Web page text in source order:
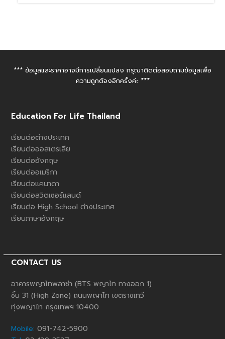
*** ข้อมูลและราคาอาจมีการเปลี่ยนแปลง กรุณาติดต่อสอบถามข้อมูลเพื่อ
ความถูกต้องอีกครั้งค่ะ ***
Education For Life Thailand
เรียนต่อต่างประเทศ
เรียนต่อออสเตรเลีย
เรียนต่ออังกฤษ
เรียนต่ออเมริกา
เรียนต่อแคนาดา
เรียนต่อสวิตเซอร์แลนด์
เรียนต่อ High School ต่างประเทศ
เรียนภาษาอังกฤษ
CONTACT US
อาคารพญาไทพลาซ่า (BTS พญาไท ทางออก 1)
ชั้น 31 (High Zone) ถนนพญาไท เขตราชเทวี
ทุ่งพญาไท กรุงเทพฯ 10400
Mobile: 091-742-5900